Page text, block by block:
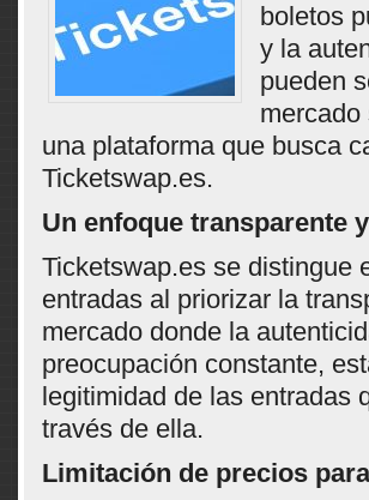
boletos
y la
pueden
una plataforma que busca
Ticketswap.es.
Un enfoque transparente
Ticketswap.es se distingue
entradas al priorizar la
mercado donde la
preocupación constante,
legitimidad de las entradas
través de ella.
Limitación de precios